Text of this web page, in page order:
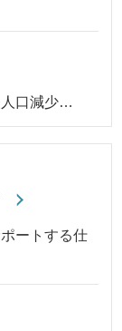
人口減少…
ートする仕